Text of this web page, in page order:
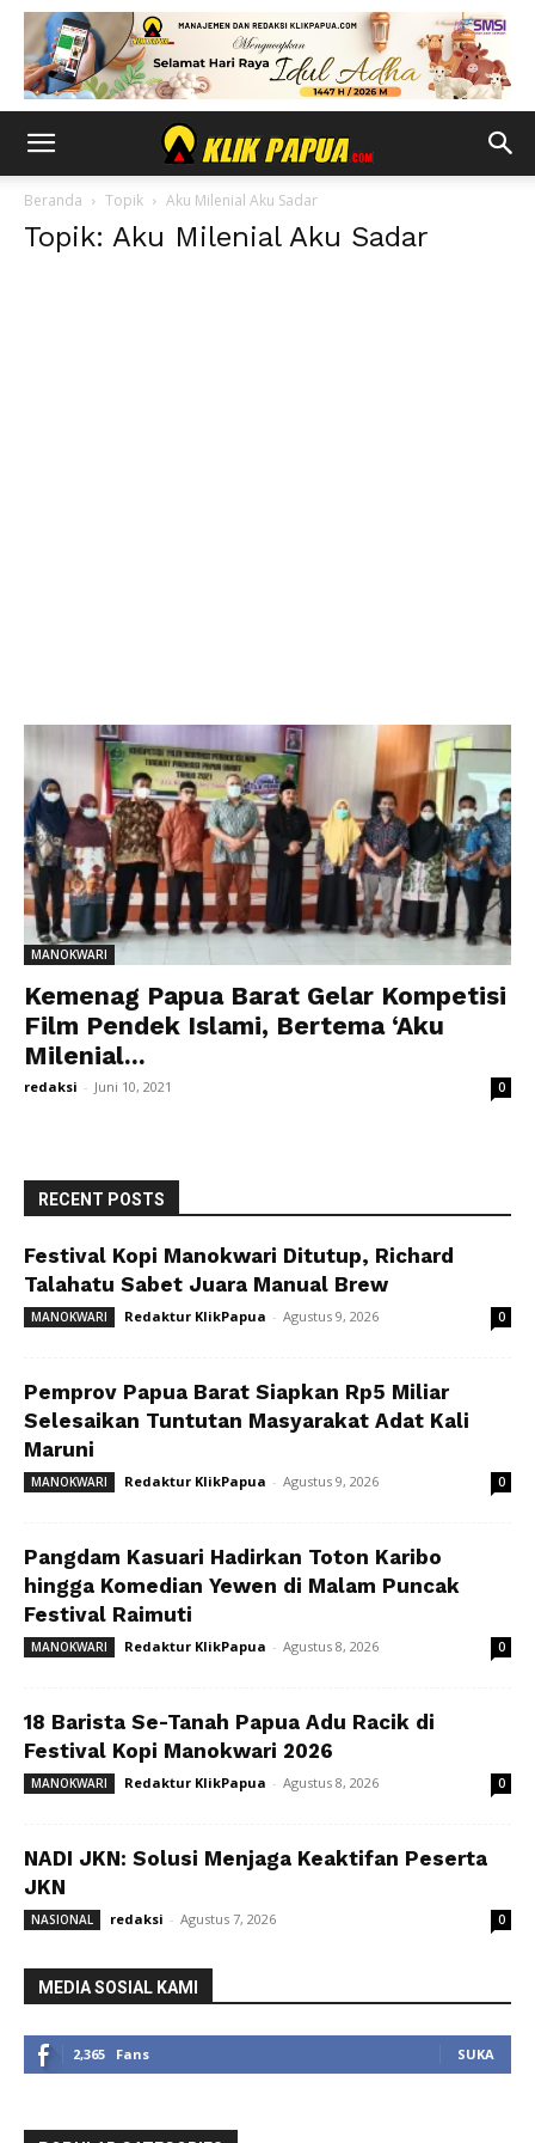
Beranda Topik Aku Milenial Aku Sadar
Topik: Aku Milenial Aku Sadar
MANOKWARI
Kemenag Papua Barat Gelar Kompetisi
Film Pendek Islami, Bertema ‘Aku
Milenial...
redaksi - Juni 10, 2021 0
RECENT POSTS
Festival Kopi Manokwari Ditutup, Richard
Talahatu Sabet Juara Manual Brew
MANOKWARI Redaktur KlikPapua - Agustus 9, 2026 0
Pemprov Papua Barat Siapkan Rp5 Miliar
Selesaikan Tuntutan Masyarakat Adat Kali
Maruni
MANOKWARI Redaktur KlikPapua - Agustus 9, 2026 0
Pangdam Kasuari Hadirkan Toton Karibo
hingga Komedian Yewen di Malam Puncak
Festival Raimuti
MANOKWARI Redaktur KlikPapua - Agustus 8, 2026 0
18 Barista Se-Tanah Papua Adu Racik di
Festival Kopi Manokwari 2026
MANOKWARI Redaktur KlikPapua - Agustus 8, 2026 0
NADI JKN: Solusi Menjaga Keaktifan Peserta
JKN
NASIONAL redaksi - Agustus 7, 2026 0
MEDIA SOSIAL KAMI
2,365 Fans SUKA